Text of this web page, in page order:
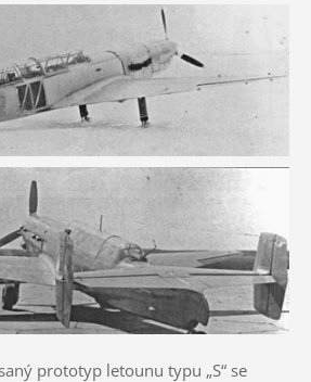
prototyp letounu typu „S“ se